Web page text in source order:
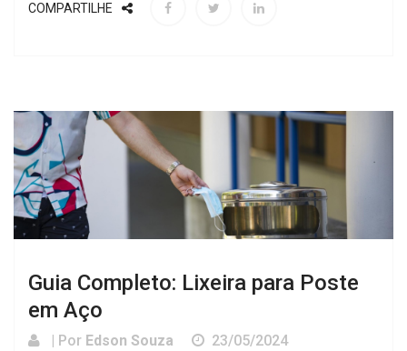
COMPARTILHE
Guia Completo: Lixeira para Poste
em Aço
| Por Edson Souza
23/05/2024